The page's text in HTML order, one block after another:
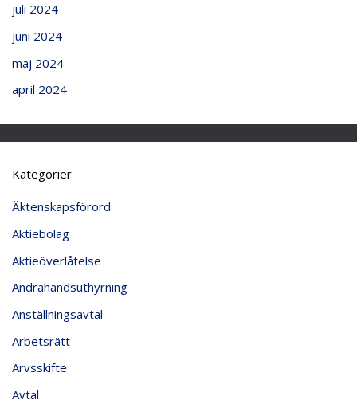
juli 2024
juni 2024
maj 2024
april 2024
Kategorier
Äktenskapsförord
Aktiebolag
Aktieöverlåtelse
Andrahandsuthyrning
Anställningsavtal
Arbetsrätt
Arvsskifte
Avtal